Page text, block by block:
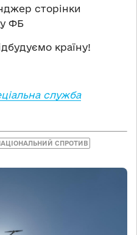
сторінки
ФБ
країну!
служба
СПРОТИВ